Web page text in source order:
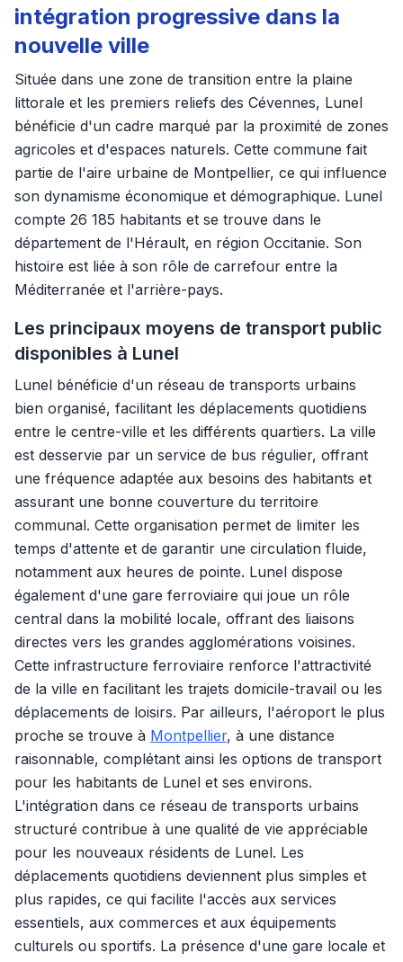
intégration progressive dans la
nouvelle ville
Située dans une zone de transition entre la plaine
littorale et les premiers reliefs des Cévennes, Lunel
bénéficie d'un cadre marqué par la proximité de zones
agricoles et d'espaces naturels. Cette commune fait
partie de l'aire urbaine de Montpellier, ce qui influence
son dynamisme économique et démographique. Lunel
compte 26 185 habitants et se trouve dans le
département de l'Hérault, en région Occitanie. Son
histoire est liée à son rôle de carrefour entre la
Méditerranée et l'arrière-pays.
Les principaux moyens de transport public
disponibles à Lunel
Lunel bénéficie d'un réseau de transports urbains
bien organisé, facilitant les déplacements quotidiens
entre le centre-ville et les différents quartiers. La ville
est desservie par un service de bus régulier, offrant
une fréquence adaptée aux besoins des habitants et
assurant une bonne couverture du territoire
communal. Cette organisation permet de limiter les
temps d'attente et de garantir une circulation fluide,
notamment aux heures de pointe. Lunel dispose
également d'une gare ferroviaire qui joue un rôle
central dans la mobilité locale, offrant des liaisons
directes vers les grandes agglomérations voisines.
Cette infrastructure ferroviaire renforce l'attractivité
de la ville en facilitant les trajets domicile-travail ou les
déplacements de loisirs. Par ailleurs, l'aéroport le plus
proche se trouve à Montpellier, à une distance
raisonnable, complétant ainsi les options de transport
pour les habitants de Lunel et ses environs.
L'intégration dans ce réseau de transports urbains
structuré contribue à une qualité de vie appréciable
pour les nouveaux résidents de Lunel. Les
déplacements quotidiens deviennent plus simples et
plus rapides, ce qui facilite l'accès aux services
essentiels, aux commerces et aux équipements
culturels ou sportifs. La présence d'une gare locale et